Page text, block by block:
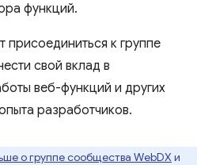
функций.
к группе
свой вклад в
веб-функций и других
разработчиков.
о группе сообщества WebDXи